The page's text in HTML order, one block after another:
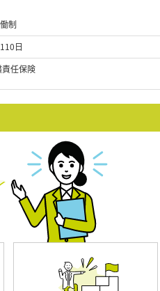
制
日
任保険